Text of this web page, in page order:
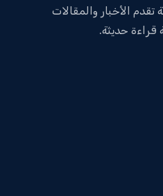
الأخبار والمقالات
قراءة حديثة.